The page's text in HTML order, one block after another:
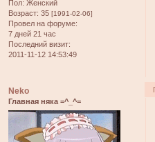
Пол: Женский
Возраст: 35 [1991-02-06]
Провел на форуме:
7 дней 21 час
Последний визит:
2011-11-12 14:53:49
Neko
Главная няка =^_^=